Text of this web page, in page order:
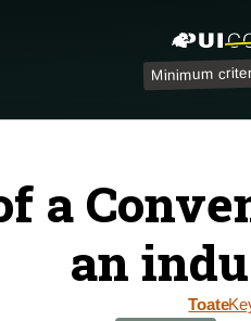
Minimum
a
an
Toate